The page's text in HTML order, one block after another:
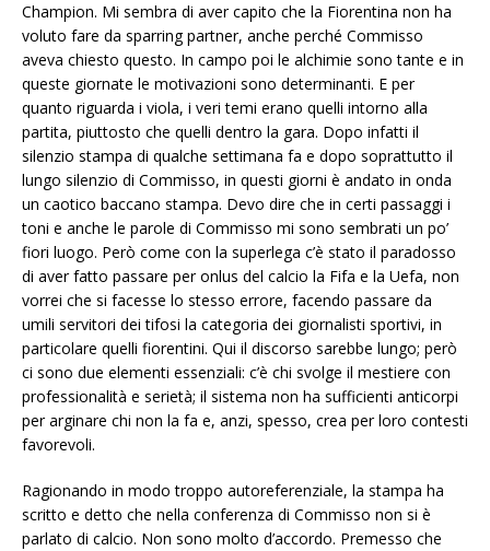
Champion. Mi sembra di aver capito che la Fiorentina non ha
voluto fare da sparring partner, anche perché Commisso
aveva chiesto questo. In campo poi le alchimie sono tante e in
queste giornate le motivazioni sono determinanti. E per
quanto riguarda i viola, i veri temi erano quelli intorno alla
partita, piuttosto che quelli dentro la gara. Dopo infatti il
silenzio stampa di qualche settimana fa e dopo soprattutto il
lungo silenzio di Commisso, in questi giorni è andato in onda
un caotico baccano stampa. Devo dire che in certi passaggi i
toni e anche le parole di Commisso mi sono sembrati un po’
fiori luogo. Però come con la superlega c’è stato il paradosso
di aver fatto passare per onlus del calcio la Fifa e la Uefa, non
vorrei che si facesse lo stesso errore, facendo passare da
umili servitori dei tifosi la categoria dei giornalisti sportivi, in
particolare quelli fiorentini. Qui il discorso sarebbe lungo; però
ci sono due elementi essenziali: c’è chi svolge il mestiere con
professionalità e serietà; il sistema non ha sufficienti anticorpi
per arginare chi non la fa e, anzi, spesso, crea per loro contesti
favorevoli.
Ragionando in modo troppo autoreferenziale, la stampa ha
scritto e detto che nella conferenza di Commisso non si è
parlato di calcio. Non sono molto d’accordo. Premesso che